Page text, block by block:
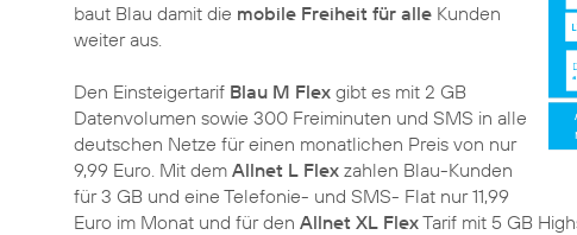
baut Blau damit die mobile Freiheit für alle Kunden
weiter aus.
Den Einsteigertarif Blau M Flex gibt es mit 2 GB
Datenvolumen sowie 300 Freiminuten und SMS in alle
deutschen Netze für einen monatlichen Preis von nur
9,99 Euro. Mit dem Allnet L Flex zahlen Blau-Kunden
für 3 GB und eine Telefonie- und SMS- Flat nur 11,99
Euro im Monat und für den Allnet XL FlexTarif mit 5 GB